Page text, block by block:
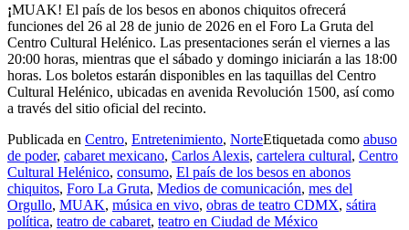
¡MUAK! El país de los besos en abonos chiquitos ofrecerá
funciones del 26 al 28 de junio de 2026 en el Foro La Gruta del
Centro Cultural Helénico. Las presentaciones serán el viernes a las
20:00 horas, mientras que el sábado y domingo iniciarán a las 18:00
horas. Los boletos estarán disponibles en las taquillas del Centro
Cultural Helénico, ubicadas en avenida Revolución 1500, así como
a través del sitio oficial del recinto.
Publicada en Centro, Entretenimiento, NorteEtiquetada como abuso
de poder, cabaret mexicano, Carlos Alexis, cartelera cultural, Centro
Cultural Helénico, consumo, El país de los besos en abonos
chiquitos, Foro La Gruta, Medios de comunicación, mes del
Orgullo, MUAK, música en vivo, obras de teatro CDMX, sátira
política, teatro de cabaret, teatro en Ciudad de México